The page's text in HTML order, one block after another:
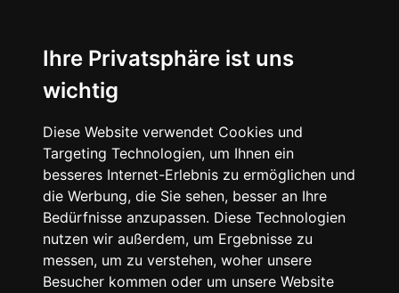
Ihre Privatsphäre ist uns
wichtig
Diese Website verwendet Cookies und
Targeting Technologien, um Ihnen ein
besseres Internet-Erlebnis zu ermöglichen und
die Werbung, die Sie sehen, besser an Ihre
Bedürfnisse anzupassen. Diese Technologien
nutzen wir außerdem, um Ergebnisse zu
messen, um zu verstehen, woher unsere
Besucher kommen oder um unsere Website